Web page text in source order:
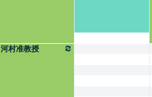
河村准教授